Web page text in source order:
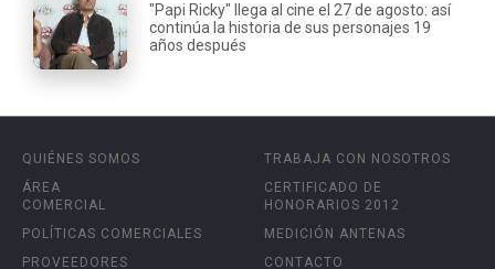
"Papi Ricky" llega al cine el 27 de agosto: así
continúa la historia de sus personajes 19
años después
QUIÉNES SOMOS
ÁREA
COMERCIAL
POLÍTICAS COMERCIALES
PROVEEDORES
TRABAJA CON NOSOTROS
CERTIFICADO DE
HONORARIOS 2012
MEDICIÓN ANTENAS
CONTACTO